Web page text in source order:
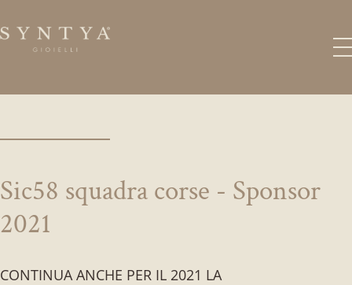
Sic58 squadra corse - Sponsor
2021
CONTINUA ANCHE PER IL 2021 LA